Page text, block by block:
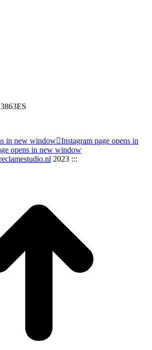
in new window Instagram page opens in
opens in new window
2023 :::